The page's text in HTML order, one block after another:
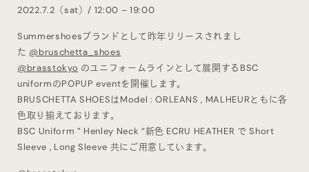
2022.7.2（sat）/ 12:00 – 19:00
Summershoesブランドとして昨年リリースされまし
た @bruschetta_shoes
@brasstokyo のユニフォームラインとして展開するBSC
uniformのPOPUP eventを開催します。
BRUSCHETTA SHOESはModel : ORLEANS , MALHEURともに各
色取り揃えております。
BSC Uniform ” Henley Neck “新色 ECRU HEATHER で Short
Sleeve , Long Sleeve 共にご用意しています。